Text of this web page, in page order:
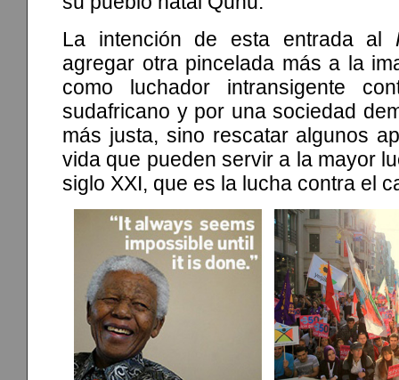
La intención de esta entrada al
agregar otra pincelada más a la
como luchador intransigente
sudafricano y por una sociedad
más justa, sino rescatar algunos
vida que pueden servir a la mayor
siglo XXI, que es la lucha contra el